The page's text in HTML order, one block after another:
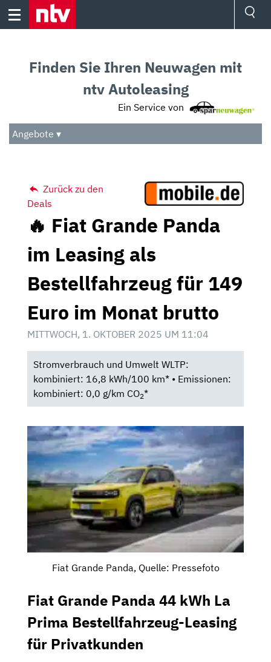
Skip
Audio
Das Beste
Finden Sie Ihren Neuwagen mit
ntv Autoleasing
Ein Service von
Angebote ▾
Zurück zu den
Deals
🔥 Fiat Grande Panda
im Leasing als
Bestellfahrzeug für 149
Euro im Monat brutto
MITTWOCH, 1. OKTOBER 2025 UM 11:04
Stromverbrauch und Umwelt WLTP:
kombiniert: 16,8 kWh/100 km* • Emissionen:
kombiniert: 0,0 g/km CO2*
Fiat Grande Panda, Quelle: Pressefoto
Fiat Grande Panda 44 kWh La
Prima Bestellfahrzeug-Leasing
für Privatkunden